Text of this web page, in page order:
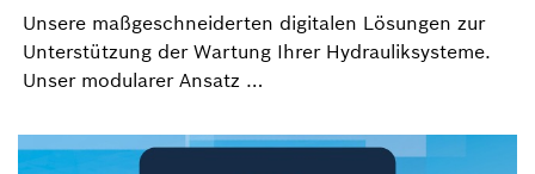
Unsere maßgeschneiderten digitalen Lösungen zur
Unterstützung der Wartung Ihrer Hydrauliksysteme.
Unser modularer Ansatz …